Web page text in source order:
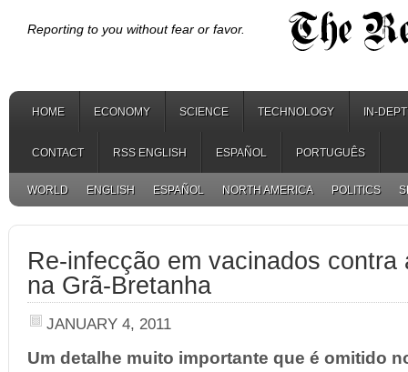
Reporting to you without fear or favor.
HOME ECONOMY SCIENCE TECHNOLOGY IN-
CONTACT RSS ENGLISH ESPAÑOL PORTUGUÊS
WORLD ENGLISH ESPAÑOL NORTH AMERICA POLITICS
Re-infecção em vacinados contra
na Grã-Bretanha
JANUARY 4, 2011
Um detalhe muito importante que é omitido